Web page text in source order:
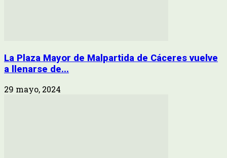
La Plaza Mayor de Malpartida de Cáceres vuelve
a llenarse de...
29 mayo, 2024